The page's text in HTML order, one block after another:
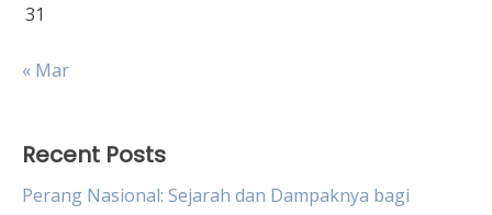
31
« Mar
Recent Posts
Perang Nasional: Sejarah dan Dampaknya bagi